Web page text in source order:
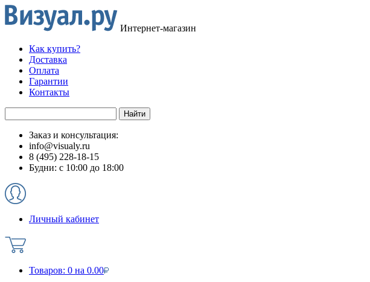
Интернет-магазин
Как купить?
Доставка
Оплата
Гарантии
Контакты
Заказ и консультация:
info@visualy.ru
8 (495) 228-18-15
Будни: с 10:00 до 18:00
Личный кабинет
Товаров: 0 на 0.00